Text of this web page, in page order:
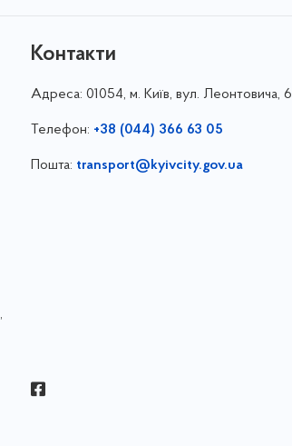
,
Контакти
Адреса: 01054, м. Київ, вул. Леонтовича, 6
Телефон: +38 (044) 366 63 05
Пошта: transport@kyivcity.gov.ua